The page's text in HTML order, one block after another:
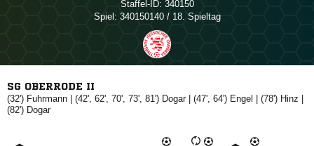
Staffel-ID: 340150
Spiel: 340150140 / 18. Spieltag
SG OBERRODE II
(32')  | (42', 62', 70', 73', 81') | (47', 64')  | (78') 
(82') 